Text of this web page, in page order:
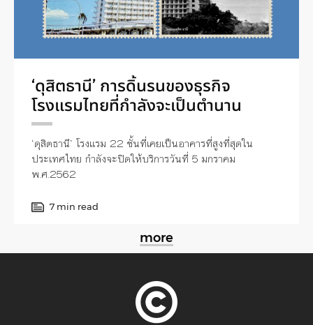
‘ดุสิตธานี’ การดิ้นรนของธุรกิจ
โรงแรมไทยที่กำลังจะเป็นตำนาน
‘ดุสิตธานี’ โรงแรม 22 ชั้นที่เคยเป็นอาคารที่สูงที่สุดใน
ประเทศไทย กำลังจะปิดให้บริการวันที่ 5 มกราคม
พ.ศ.2562
7 min read
more